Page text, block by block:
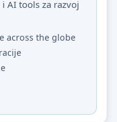
AI tools za razvoj
across the globe